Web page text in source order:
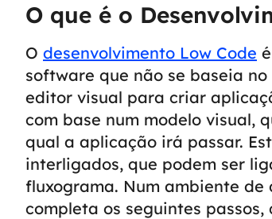
O que é o
O desenvolvimento Low Code
software que não se baseia
editor visual para criar
com base num modelo visual,
qual a aplicação irá passar.
interligados, que podem ser
fluxograma. Num ambiente de
completa os seguintes